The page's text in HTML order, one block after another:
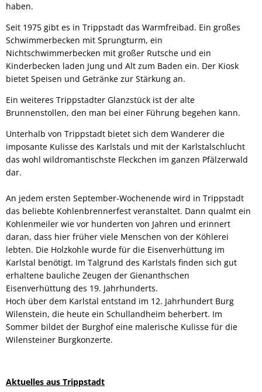
haben.
Seit 1975 gibt es in Trippstadt das Warmfreibad. Ein großes
Schwimmerbecken mit Sprungturm, ein
Nichtschwimmerbecken mit großer Rutsche und ein
Kinderbecken laden Jung und Alt zum Baden ein. Der Kiosk
bietet Speisen und Getränke zur Stärkung an.
Ein weiteres Trippstadter Glanzstück ist der alte
Brunnenstollen, den man bei einer Führung begehen kann.
Unterhalb von Trippstadt bietet sich dem Wanderer die
imposante Kulisse des Karlstals und mit der Karlstalschlucht
das wohl wildromantischste Fleckchen im ganzen Pfälzerwald
dar.
An jedem ersten September-Wochenende wird in Trippstadt
das beliebte Kohlenbrennerfest veranstaltet. Dann qualmt ein
Kohlenmeiler wie vor hunderten von Jahren und erinnert
daran, dass hier früher viele Menschen von der Köhlerei
lebten. Die Holzkohle wurde für die Eisenverhüttung im
Karlstal benötigt. Im Talgrund des Karlstals finden sich gut
erhaltene bauliche Zeugen der Gienanthschen
Eisenverhüttung des 19. Jahrhunderts.
Hoch über dem Karlstal entstand im 12. Jahrhundert Burg
Wilenstein, die heute ein Schullandheim beherbert. Im
Sommer bildet der Burghof eine malerische Kulisse für die
Wilensteiner Burgkonzerte.
Aktuelles aus Trippstadt